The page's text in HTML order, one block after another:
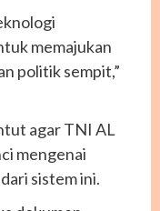
memajukan
politik sempit,”
agar TNI AL
mengenai
sistem ini.